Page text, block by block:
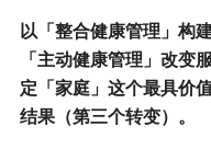
以「整合健康管理」构
「主动健康管理」改
定「家庭」这个最具价
结果（第三个转变）。